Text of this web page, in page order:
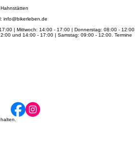
Mehr erfahren
info@bikerleben.de
| Mittwoch: 14:00 - 17:00 | Donnerstag: 08:00 - 12:00
und 14:00 - 17:00 | Samstag: 09:00 - 12:00. Termine